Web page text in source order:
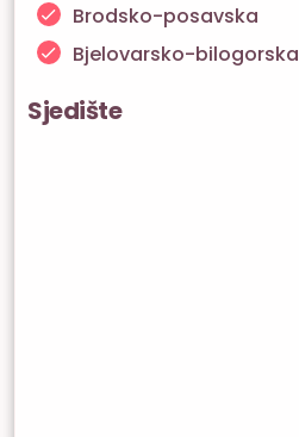
Brodsko-posavska
Bjelovarsko-bilogorska
Sjedište